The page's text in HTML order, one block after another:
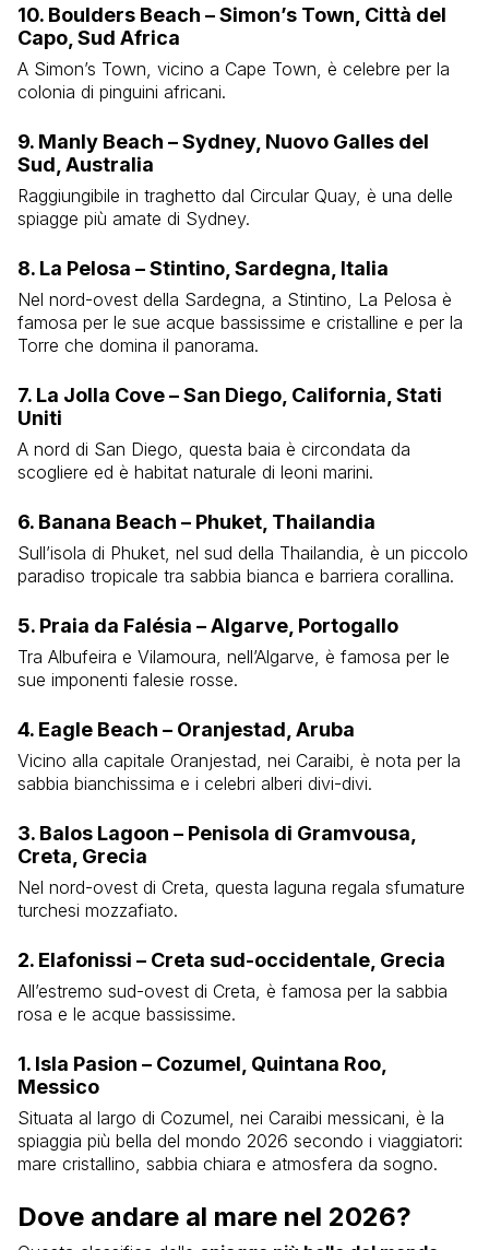
10. Boulders Beach – Simon’s Town, Città del
Capo, Sud Africa
A Simon’s Town, vicino a Cape Town, è celebre per la
colonia di pinguini africani.
9. Manly Beach – Sydney, Nuovo Galles del
Sud, Australia
Raggiungibile in traghetto dal Circular Quay, è una delle
spiagge più amate di Sydney.
8. La Pelosa – Stintino, Sardegna, Italia
Nel nord-ovest della Sardegna, a Stintino, La Pelosa è
famosa per le sue acque bassissime e cristalline e per la
Torre che domina il panorama.
7. La Jolla Cove – San Diego, California, Stati
Uniti
A nord di San Diego, questa baia è circondata da
scogliere ed è habitat naturale di leoni marini.
6. Banana Beach – Phuket, Thailandia
Sull’isola di Phuket, nel sud della Thailandia, è un piccolo
paradiso tropicale tra sabbia bianca e barriera corallina.
5. Praia da Falésia – Algarve, Portogallo
Tra Albufeira e Vilamoura, nell’Algarve, è famosa per le
sue imponenti falesie rosse.
4. Eagle Beach – Oranjestad, Aruba
Vicino alla capitale Oranjestad, nei Caraibi, è nota per la
sabbia bianchissima e i celebri alberi divi-divi.
3. Balos Lagoon – Penisola di Gramvousa,
Creta, Grecia
Nel nord-ovest di Creta, questa laguna regala sfumature
turchesi mozzafiato.
2. Elafonissi – Creta sud-occidentale, Grecia
All’estremo sud-ovest di Creta, è famosa per la sabbia
rosa e le acque bassissime.
1. Isla Pasion – Cozumel, Quintana Roo,
Messico
Situata al largo di Cozumel, nei Caraibi messicani, è la
spiaggia più bella del mondo 2026 secondo i viaggiatori:
mare cristallino, sabbia chiara e atmosfera da sogno.
Dove andare al mare nel 2026?